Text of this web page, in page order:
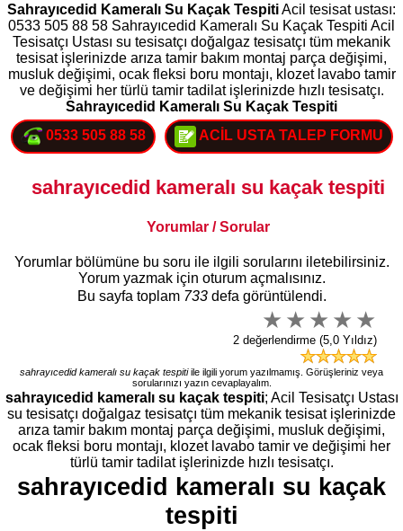
Sahrayıcedid Kameralı Su Kaçak TespitiAcil tesisat ustası:
0533 505 88 58 Sahrayıcedid Kameralı Su Kaçak Tespiti Acil
Tesisatçı Ustası su tesisatçı doğalgaz tesisatçı tüm mekanik
tesisat işlerinizde arıza tamir bakım montaj parça değişimi,
musluk değişimi, ocak fleksi boru montajı, klozet lavabo tamir
ve değişimi her türlü tamir tadilat işlerinizde hızlı tesisatçı.
Sahrayıcedid Kameralı Su Kaçak Tespiti
0533 505 88 58
ACİL USTA TALEP FORMU
sahrayıcedid kameralı su kaçak tespiti
Yorumlar / Sorular
Yorumlar bölümüne bu soru ile ilgili sorularını iletebilirsiniz.
Yorum yazmak için oturum açmalısınız.
Bu sayfa toplam 733defa görüntülendi.
2 değerlendirme (5,0 Yıldız)
sahrayıcedid kameralı su kaçak tespitiile ilgili yorum yazılmamış. Görüşleriniz veya
sorularınızı yazın cevaplayalım.
sahrayıcedid kameralı su kaçak tespiti; Acil Tesisatçı Ustası
su tesisatçı doğalgaz tesisatçı tüm mekanik tesisat işlerinizde
arıza tamir bakım montaj parça değişimi, musluk değişimi,
ocak fleksi boru montajı, klozet lavabo tamir ve değişimi her
türlü tamir tadilat işlerinizde hızlı tesisatçı.
sahrayıcedid kameralı su kaçak
tespiti